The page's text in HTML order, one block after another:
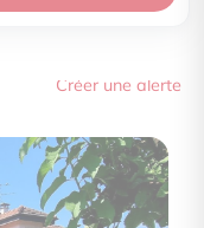
Créer une alerte